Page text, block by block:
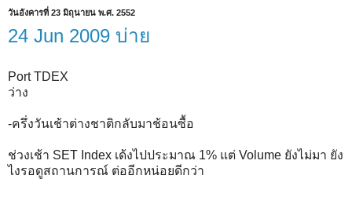
วันอังคารที่ 23 มิถุนายน พ.ศ. 2552
24 Jun 2009 บ่าย
Port TDEX
ว่าง
-ครึ่งวันเช้าต่างชาติกลับมาช้อนซื้อ
ช่วงเช้า SET Index เด้งไปประมาณ 1% แต่ Volume ยังไม่มา ยัง
ไงรอดูสถานการณ์ ต่ออีกหน่อยดีกว่า